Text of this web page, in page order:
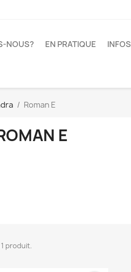
NOUS? EN PRATIQUE INFOS
Roman E
E
1 produit.